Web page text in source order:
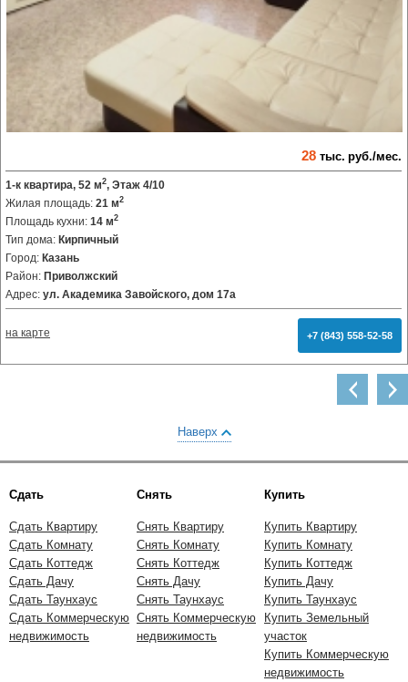
28 тыс. руб./мес.
1-к квартира, 52 м2, Этаж 4/10
Жилая площадь: 21 м2
Площадь кухни: 14 м2
Тип дома: Кирпичный
Город: Казань
Район: Приволжский
Адрес: ул. Академика Завойского, дом 17а
на карте +7 (843) 558-52-58
Наверх
Сдать
Сдать Квартиру
Сдать Комнату
Сдать Коттедж
Сдать Дачу
Сдать Таунхаус
Сдать Коммерческую
недвижимость
Снять
Снять Квартиру
Снять Комнату
Снять Коттедж
Снять Дачу
Снять Таунхаус
Снять Коммерческую
недвижимость
Купить
Купить Квартиру
Купить Комнату
Купить Коттедж
Купить Дачу
Купить Таунхаус
Купить Земельный
участок
Купить Коммерческую
недвижимость